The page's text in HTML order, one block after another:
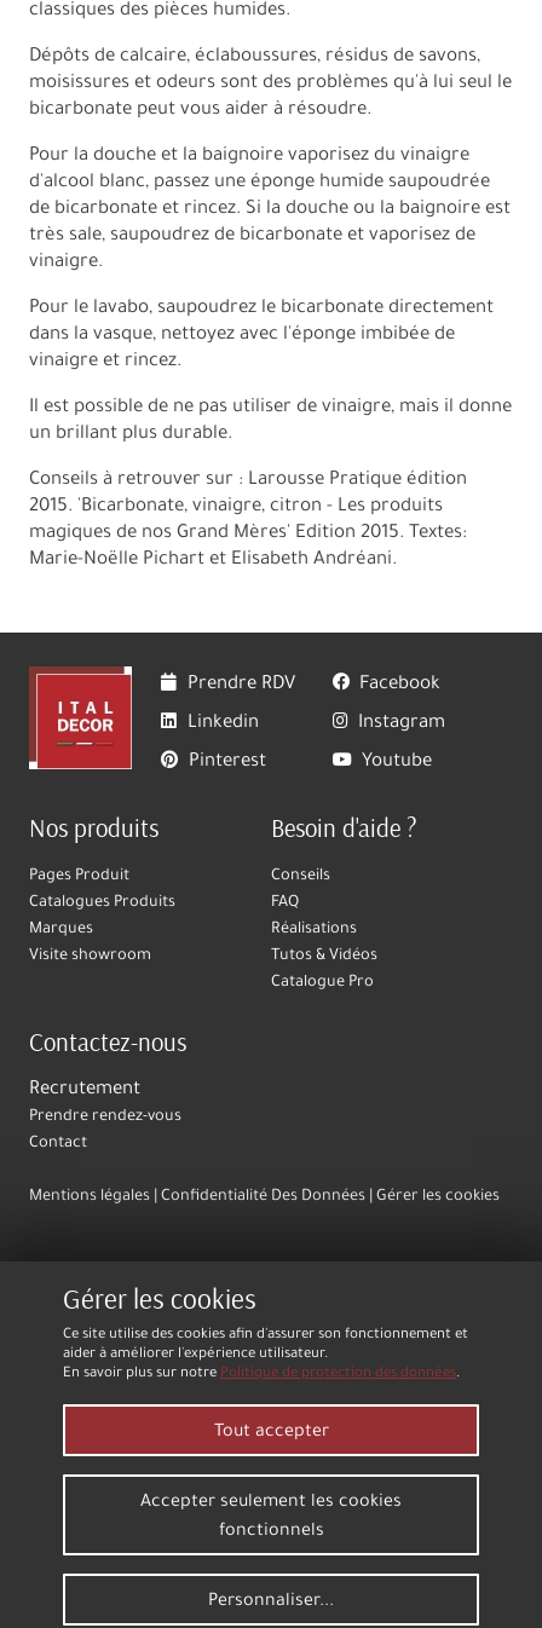
classiques des pièces humides.
Dépôts de calcaire, éclaboussures, résidus de savons,
moisissures et odeurs sont des problèmes qu'à lui seul le
bicarbonate peut vous aider à résoudre.
Pour la douche et la baignoire vaporisez du vinaigre
d'alcool blanc, passez une éponge humide saupoudrée
de bicarbonate et rincez. Si la douche ou la baignoire est
très sale, saupoudrez de bicarbonate et vaporisez de
vinaigre.
Pour le lavabo, saupoudrez le bicarbonate directement
dans la vasque, nettoyez avec l'éponge imbibée de
vinaigre et rincez.
Il est possible de ne pas utiliser de vinaigre, mais il donne
un brillant plus durable.
Conseils à retrouver sur : Larousse Pratique édition
2015. 'Bicarbonate, vinaigre, citron - Les produits
magiques de nos Grand Mères' Edition 2015. Textes:
Marie-Noëlle Pichart et Elisabeth Andréani.
Prendre RDV
Facebook
Linkedin
Instagram
Pinterest
Youtube
Nos produits
Pages Produit
Catalogues Produits
Marques
Visite showroom
Besoin d'aide ?
Conseils
FAQ
Réalisations
Tutos & Vidéos
Catalogue Pro
Contactez-nous
Recrutement
Prendre rendez-vous
Contact
Mentions légales Confidentialité Des Données Gérer les cookies
Gérer les cookies
Ce site utilise des cookies afin d'assurer son fonctionnement et
aider à améliorer l'expérience utilisateur.
En savoir plus sur notre Politique de protection des données.
Tout accepter
Accepter seulement les cookies
fonctionnels
Personnaliser...